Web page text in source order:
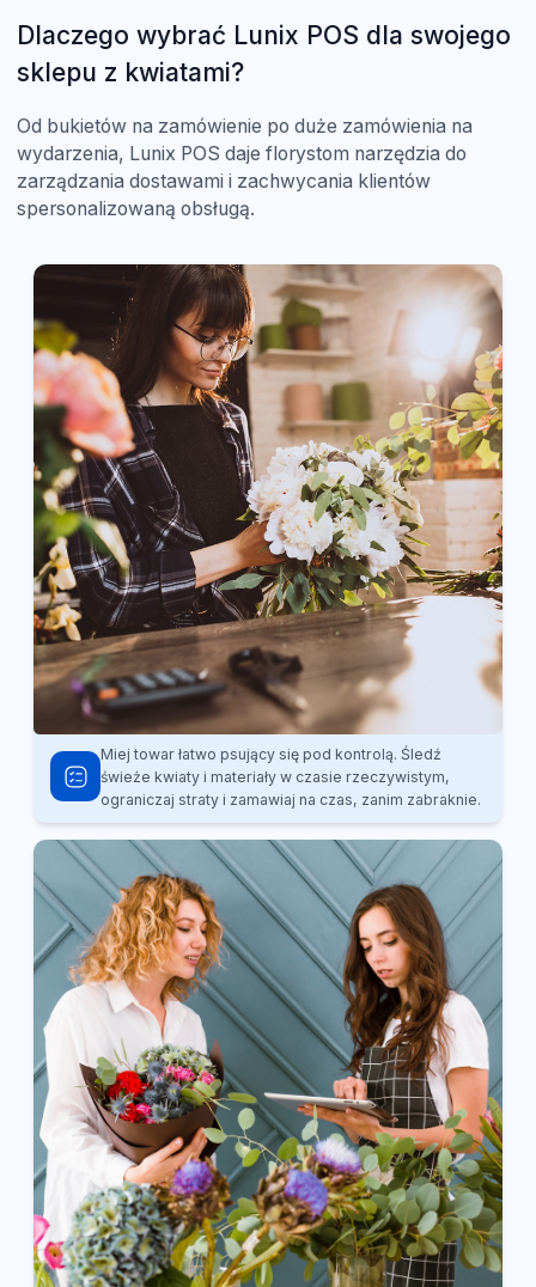
Dlaczego wybrać Lunix POS dla swojego
sklepu z kwiatami?
Od bukietów na zamówienie po duże zamówienia na
wydarzenia, Lunix POS daje florystom narzędzia do
zarządzania dostawami i zachwycania klientów
spersonalizowaną obsługą.
Miej towar łatwo psujący się pod kontrolą. Śledź
świeże kwiaty i materiały w czasie rzeczywistym,
ograniczaj straty i zamawiaj na czas, zanim zabraknie.